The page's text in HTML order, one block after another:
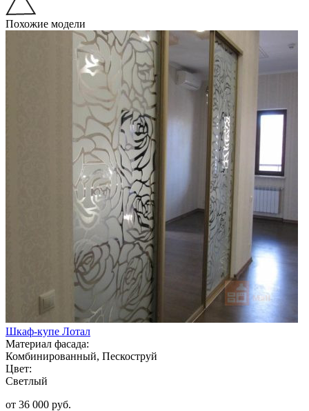
Похожие модели
Шкаф-купе Лотал
Материал фасада:
Комбинированный, Пескоструй
Цвет:
Светлый
от 36 000 руб.